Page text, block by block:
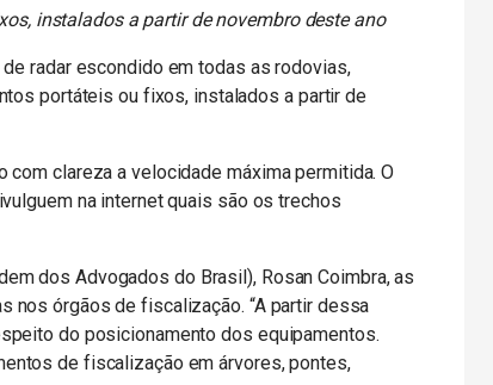
instalados a partir de novembro deste ano
radar escondido em todas as rodovias,
portáteis ou fixos, instalados a partir de
clareza a velocidade máxima permitida. O
na internet quais são os trechos
dos Advogados do Brasil), Rosan Coimbra, as
nos órgãos de fiscalização. “A partir dessa
do posicionamento dos equipamentos.
de fiscalização em árvores, pontes,